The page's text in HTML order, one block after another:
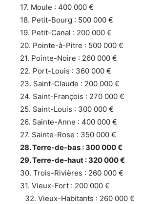
17. Moule : 400 000 €
18. Petit-Bourg : 500 000 €
19. Petit-Canal : 200 000 €
20. Pointe-à-Pitre : 500 000 €
21. Pointe-Noire : 260 000 €
22. Port-Louis : 360 000 €
23. Saint-Claude : 200 000 €
24. Saint-François : 270 000 €
25. Saint-Louis : 300 000 €
26. Sainte-Anne : 400 000 €
27. Sainte-Rose : 350 000 €
28. Terre-de-bas : 300 000 €
29. Terre-de-haut : 320 000 €
30. Trois-Rivières : 260 000 €
31. Vieux-Fort : 200 000 €
32. Vieux-Habitants : 260 000 €